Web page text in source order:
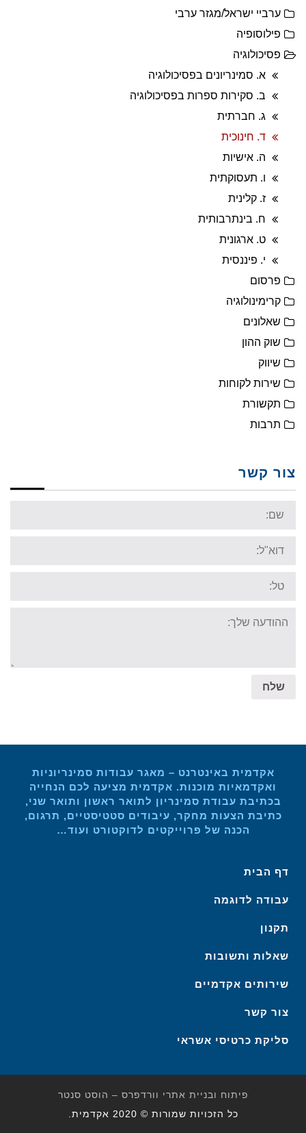
ערביי ישראל/מגזר ערבי
פילוסופיה
פסיכולוגיה
א. סמינריונים בפסיכולוגיה
ב. סקירות ספרות בפסיכולוגיה
ג. חברתית
ד. חינוכית
ה. אישיות
ו. תעסוקתית
ז. קלינית
ח. בינתרבותית
ט. ארגונית
י. פיננסית
פרסום
קרימינולוגיה
שאלונים
שוק ההון
שיווק
שירות לקוחות
תקשורת
תרבות
צור קשר
message:
שלח
אקדמית באינטרנט – מאגר עבודות סמינריוניות
ואקדמאיות מוכנות. אקדמית מציעה לכם הנחייה
בכתיבת עבודת סמינריון לתואר ראשון ותואר שני,
כתיבת הצעות מחקר, עיבודים סטטיסטיים, תרגום,
הכנה של פרוייקטים לדוקטורט ועוד…
דף הבית
עבודה לדוגמה
תקנון
שאלות ותשובות
שירותים אקדמיים
צור קשר
סליקת כרטיסי אשראי
פיתוח ובניית אתרי וורדפרס – הוסט סנטר
כל הזכויות שמורות © 2020 אקדמית.